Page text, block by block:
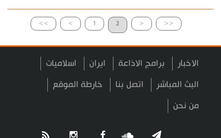
>> > 1 2 < <<
الاخبار برامج الاذاعة ايران اسلاميات
البث المباشر اتصل بنا خارطة الموقع
من نحن